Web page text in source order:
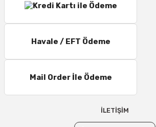
Havale / EFT Ödeme
Mail Order İle Ödeme
İLETİŞİM